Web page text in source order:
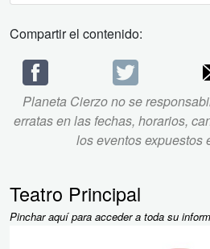
Compartir el contenido:
Planeta Cierzo no se
erratas en las fechas, horarios,
los eventos expuestos
Teatro Principal
Pinchar aquí para acceder a toda su